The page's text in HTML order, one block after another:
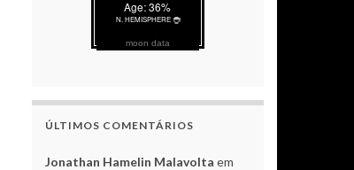
moon data
ÚLTIMOS COMENTÁRIOS
Jonathan Hamelin Malavolta em